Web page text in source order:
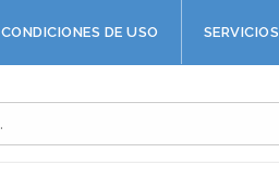
CONDICIONES DE USO SERVICIOS